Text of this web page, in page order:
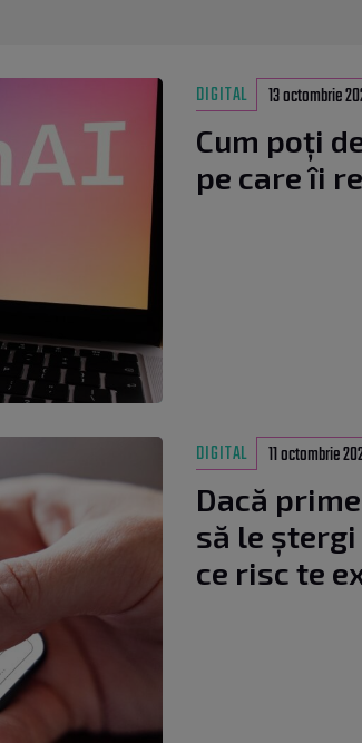
DIGITAL 13 octombrie
Cum poți
pe care îi
DIGITAL 11 octombrie
Dacă
să le
ce risc te